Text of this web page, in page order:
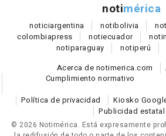
notimérica
noticiargentina notibolivia
colombiapress notiecuador noti
notiparaguay notiperú
Acerca de notimerica.com
Cumplimiento normativo
Política de privacidad
Kiosko
Publicidad estatal
© 2026 Notimérica. Está expresamente